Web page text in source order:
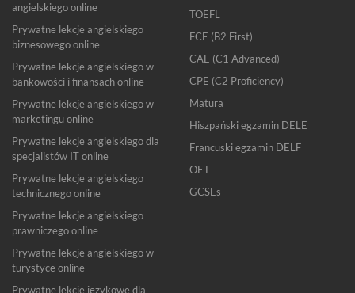
angielskiego online
Prywatne lekcje angielskiego
biznesowego online
Prywatne lekcje angielskiego w
bankowości i finansach online
Prywatne lekcje angielskiego w
marketingu online
Prywatne lekcje angielskiego dla
specjalistów IT online
Prywatne lekcje angielskiego
technicznego online
Prywatne lekcje angielskiego
prawniczego online
Prywatne lekcje angielskiego w
turystyce online
Prywatne lekcje językowe dla
TOEFL
FCE (B2 First)
CAE (C1 Advanced)
CPE (C2 Proficiency)
Matura
Hiszpański egzamin DELE
Francuski egzamin DELF
OET
GCSEs